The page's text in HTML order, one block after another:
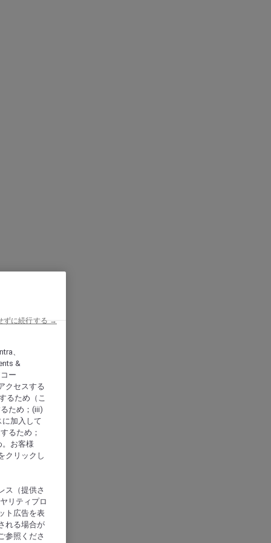
、
&
ー
クセスする
るため（こ
ため；(iii)
加入して
るため；
お客様
クリックし
ス（提供さ
リティプロ
ト広告を表
れる場合が
参照くださ
ずに続行する →